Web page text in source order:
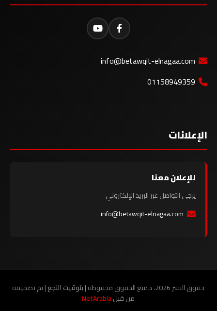
info@betawqit-elnagaa.com
01158949359
الإعلانات
للإعلان معنا
يرجى التواصل عبر البريد الإلكتروني
info@betawqit-elnagaa.com
حقوق النشر 2026، جميع الحقوق محفوظة | بتوقيت النجع| تم تصميمه
من قبلNetArabia